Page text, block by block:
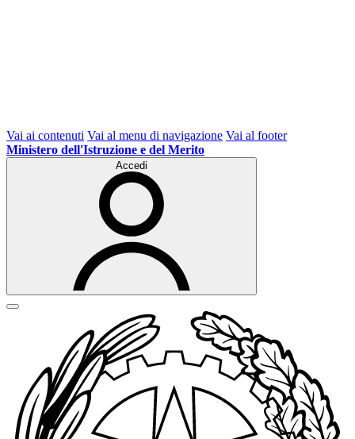
Vai ai contenuti Vai al menu di navigazione Vai al footer
Ministero dell'Istruzione e del Merito
Accedi